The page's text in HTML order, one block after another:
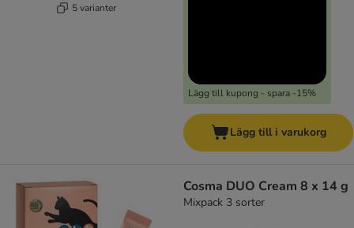
5 varianter
Lägg till kupong - spara -15%
Lägg till i varukorg
Cosma DUO Cream 8 x 14 g
Mixpack 3 sorter